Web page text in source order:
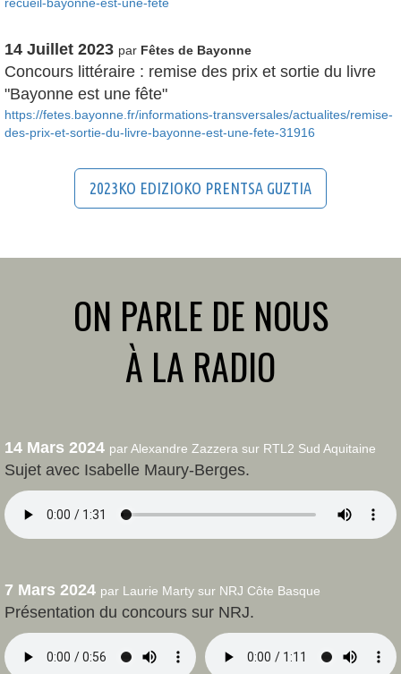
recueil-bayonne-est-une-fete
14 Juillet 2023 par Fêtes de Bayonne
Concours littéraire : remise des prix et sortie du livre
"Bayonne est une fête"
https://fetes.bayonne.fr/informations-transversales/actualites/remise-
des-prix-et-sortie-du-livre-bayonne-est-une-fete-31916
2023KO EDIZIOKO PRENTSA GUZTIA
ON PARLE DE NOUS
À LA RADIO
14 Mars 2024 par Alexandre Zazzera sur RTL2 Sud Aquitaine
Sujet avec Isabelle Maury-Berges.
7 Mars 2024 par Laurie Marty sur NRJ Côte Basque
Présentation du concours sur NRJ.